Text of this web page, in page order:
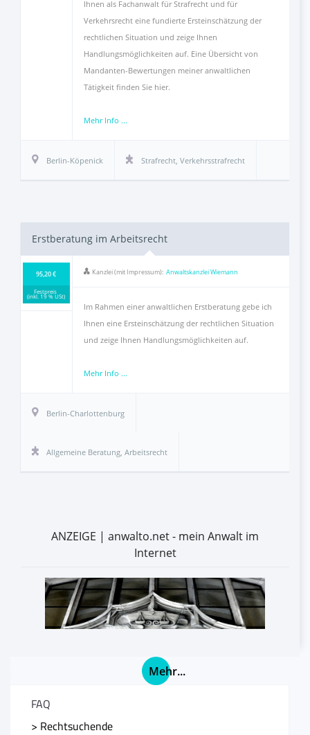
Ihnen als Fachanwalt für Strafrecht und für
Verkehrsrecht eine fundierte Ersteinschätzung der
rechtlichen Situation und zeige Ihnen
Handlungsmöglichkeiten auf. Eine Übersicht von
Mandanten-Bewertungen meiner anwaltlichen
Tätigkeit finden Sie hier.
Mehr Info ...
Berlin-Köpenick Strafrecht, Verkehrsstrafrecht
Erstberatung im Arbeitsrecht
95,20 €
Festpreis
(inkl. 19 % USt)
Kanzlei (mit Impressum): Anwaltskanzlei Wiemann
Im Rahmen einer anwaltlichen Erstberatung gebe ich
Ihnen eine Ersteinschätzung der rechtlichen Situation
und zeige Ihnen Handlungsmöglichkeiten auf.
Mehr Info ...
Berlin-Charlottenburg
Allgemeine Beratung ,Arbeitsrecht
ANZEIGE | anwalto.net - mein Anwalt im
Internet
Mehr...
FAQ
> Rechtsuchende